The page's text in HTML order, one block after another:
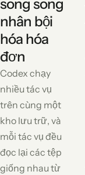
song song
nhân bội
hóa hóa
đơn
Codex chạy
nhiều tác vụ
trên cùng một
kho lưu trữ, và
mỗi tác vụ đều
đọc lại các tệp
giống nhau từ